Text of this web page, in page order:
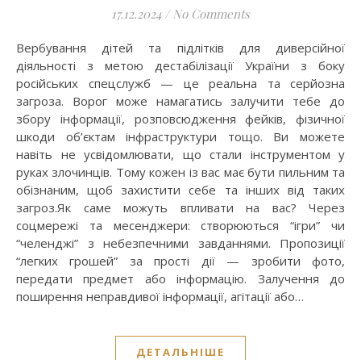
17.12.2024 / No Comments
Вербування дітей та підлітків для диверсійної
діяльності з метою дестабілізації України з боку
російських спецслужб — це реальна та серйозна
загроза. Ворог може намагатись залучити тебе до
збору інформації, розповсюдження фейків, фізичної
шкоди об’єктам інфраструктури тощо. Ви можете
навіть не усвідомлювати, що стали інструментом у
руках злочинців. Тому кожен із вас має бути пильним та
обізнаним, щоб захистити себе та інших від таких
загроз.Як саме можуть впливати на вас? Через
соцмережі та месенджери: створюються “ігри” чи
“челенджі” з небезпечними завданнями. Пропозиції
“легких грошей” за прості дії — зробити фото,
передати предмет або інформацію. Залучення до
поширення неправдивої інформації, агітації або…
ДЕТАЛЬНІШЕ